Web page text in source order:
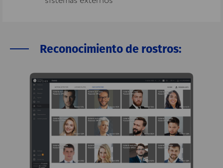
Reconocimiento de rostros: